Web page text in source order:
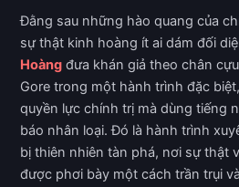
Đằng sau những hào quang của
sự thật kinh hoàng ít ai dám đối
Hoàng đưa khán giả theo chân
Gore trong một hành trình đặc
quyền lực chính trị mà dùng tiếng
báo nhân loại. Đó là hành trình
bị thiên nhiên tàn phá, nơi sự thật
được phơi bày một cách trần trụi